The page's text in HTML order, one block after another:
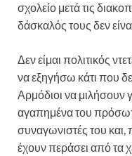
σχολείο μετά τις
δάσκαλός τους δεν
Δεν είμαι πολιτικός
να εξηγήσω κάτι που
Αρμόδιοι να μιλήσουν
αγαπημένα του
συναγωνιστές του
έχουν περάσει από τα